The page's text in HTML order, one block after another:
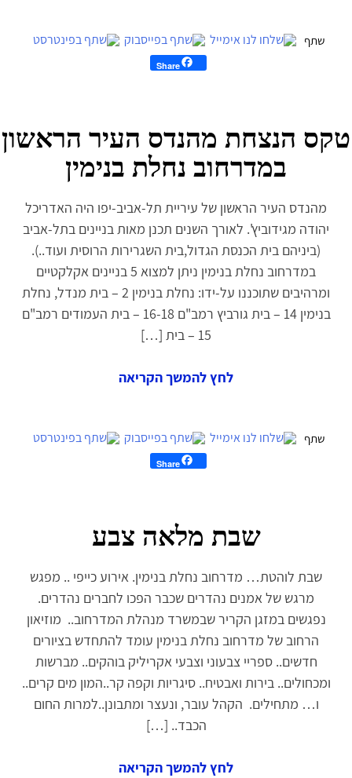
Share
טקס הנצחת מהנדס העיר הראשון
במדרחוב נחלת בנימין
מהנדס העיר הראשון של עיריית תל-אביב-יפו היה האדריכל
יהודה מגידוביץ'. לאורך השנים תכנן מאות בניינים בתל-אביב
(ביניהם בית הכנסת הגדול,בית השגרירות הרוסית ועוד..).
במדרחוב נחלת בנימין ניתן למצוא 5 בניינים אקלקטיים
ומרהיבים שתוכננו על-ידו: נחלת בנימין 2 – בית מנדל, נחלת
בנימין 14 – בית גורביץ רמב"ם 16-18 – בית העמודים רמב"ם
15 – בית […]
לחץ להמשך הקריאה
Share
שבת מלאה צבע
שבת לוהטת… מדרחוב נחלת בנימין. אירוע כייפי .. מפגש
מרגש של אמנים נהדרים שכבר הפכו לחברים נהדרים.
נפגשים במזגן הקריר שבמשרד מנהלת המדרחוב.. מוזיאון
הרחוב של מדרחוב נחלת בנימין עומד להתחדש בציורים
חדשים.. ספריי צבעוני וצבעי אקריליק בוהקים.. מברשות
ומכחולים.. בירות ואבטיח.. סיגריות וקפה קר..המון מים קרים..
ו… מתחילים. הקהל עובר, ונעצר ומתבונן..למרות החום
הכבד.. […]
לחץ להמשך הקריאה